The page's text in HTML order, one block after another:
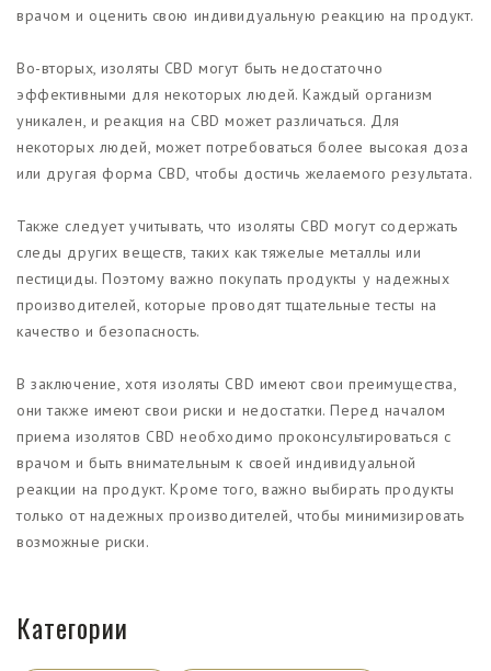
врачом и оценить свою индивидуальную реакцию на продукт.
Во-вторых, изоляты CBD могут быть недостаточно
эффективными для некоторых людей. Каждый организм
уникален, и реакция на CBD может различаться. Для
некоторых людей, может потребоваться более высокая доза
или другая форма CBD, чтобы достичь желаемого результата.
Также следует учитывать, что изоляты CBD могут содержать
следы других веществ, таких как тяжелые металлы или
пестициды. Поэтому важно покупать продукты у надежных
производителей, которые проводят тщательные тесты на
качество и безопасность.
В заключение, хотя изоляты CBD имеют свои преимущества,
они также имеют свои риски и недостатки. Перед началом
приема изолятов CBD необходимо проконсультироваться с
врачом и быть внимательным к своей индивидуальной
реакции на продукт. Кроме того, важно выбирать продукты
только от надежных производителей, чтобы минимизировать
возможные риски.
Категории